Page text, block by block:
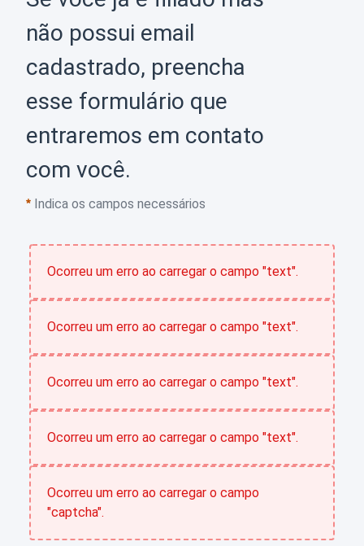
Frequentes
Login
não possui email
cadastrado, preencha
esse formulário que
entraremos em contato
com você.
Indica os campos necessários
Ocorreu um erro ao carregar o campo "text".
Ocorreu um erro ao carregar o campo "text".
Ocorreu um erro ao carregar o campo "text".
Ocorreu um erro ao carregar o campo "text".
Ocorreu um erro ao carregar o campo
"captcha".